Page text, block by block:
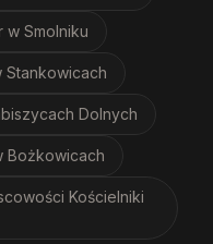
w Smolniku
Stankowicach
Dolnych
Bożkowicach
Kościelniki